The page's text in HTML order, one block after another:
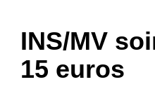
INS/MV
15 euros